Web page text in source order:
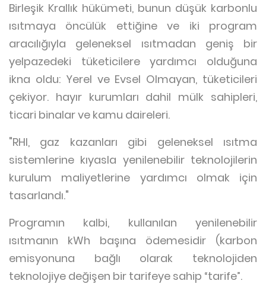
Birleşik Krallık hükümeti, bunun düşük karbonlu
ısıtmaya öncülük ettiğine ve iki program
aracılığıyla geleneksel ısıtmadan geniş bir
yelpazedeki tüketicilere yardımcı olduğuna
ikna oldu: Yerel ve Evsel Olmayan, tüketicileri
çekiyor. hayır kurumları dahil mülk sahipleri,
ticari binalar ve kamu daireleri.
"RHI, gaz kazanları gibi geleneksel ısıtma
sistemlerine kıyasla yenilenebilir teknolojilerin
kurulum maliyetlerine yardımcı olmak için
tasarlandı."
Programın kalbi, kullanılan yenilenebilir
ısıtmanın kWh başına ödemesidir (karbon
emisyonuna bağlı olarak teknolojiden
teknolojiye değişen bir tarifeye sahip “tarife”.